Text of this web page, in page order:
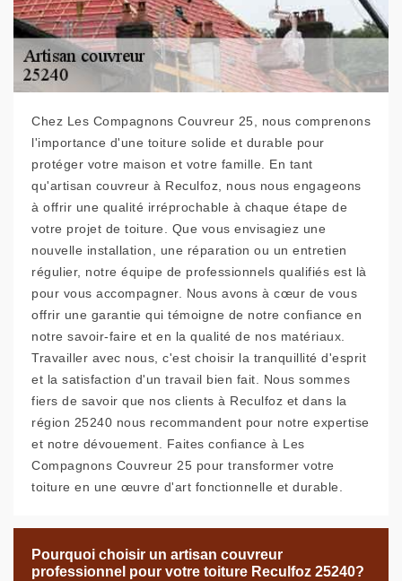
Chez Les Compagnons Couvreur 25, nous comprenons
l'importance d'une toiture solide et durable pour
protéger votre maison et votre famille. En tant
qu'artisan couvreur à Reculfoz, nous nous engageons
à offrir une qualité irréprochable à chaque étape de
votre projet de toiture. Que vous envisagiez une
nouvelle installation, une réparation ou un entretien
régulier, notre équipe de professionnels qualifiés est là
pour vous accompagner. Nous avons à cœur de vous
offrir une garantie qui témoigne de notre confiance en
notre savoir-faire et en la qualité de nos matériaux.
Travailler avec nous, c'est choisir la tranquillité d'esprit
et la satisfaction d'un travail bien fait. Nous sommes
fiers de savoir que nos clients à Reculfoz et dans la
région 25240 nous recommandent pour notre expertise
et notre dévouement. Faites confiance à Les
Compagnons Couvreur 25 pour transformer votre
toiture en une œuvre d'art fonctionnelle et durable.
Pourquoi choisir un artisan couvreur
professionnel pour votre toiture Reculfoz 25240?